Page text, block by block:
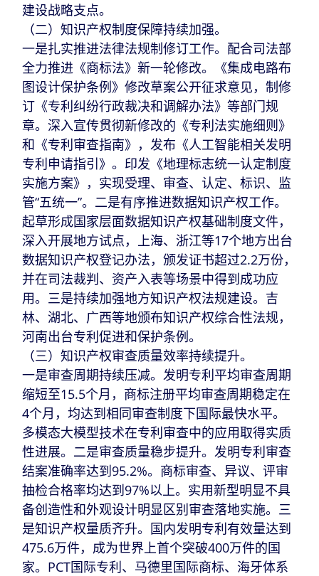
建设战略支点。
（二）知识产权制度保障持续加强。
一是扎实推进法律法规制修订工作。配合司法部
全力推进《商标法》新一轮修改。《集成电路布
图设计保护条例》修改草案公开征求意见，制修
订《专利纠纷行政裁决和调解办法》等部门规
章。深入宣传贯彻新修改的《专利法实施细则》
和《专利审查指南》，发布《人工智能相关发明
专利申请指引》。印发《地理标志统一认定制度
实施方案》，实现受理、审查、认定、标识、监
管“五统一”。二是有序推进数据知识产权工作。
起草形成国家层面数据知识产权基础制度文件，
深入开展地方试点，上海、浙江等17个地方出台
数据知识产权登记办法，颁发证书超过2.2万份，
并在司法裁判、资产入表等场景中得到成功应
用。三是持续加强地方知识产权法规建设。吉
林、湖北、广西等地颁布知识产权综合性法规，
河南出台专利促进和保护条例。
（三）知识产权审查质量效率持续提升。
一是审查周期持续压减。发明专利平均审查周期
缩短至15.5个月，商标注册平均审查周期稳定在
4个月，均达到相同审查制度下国际最快水平。
多模态大模型技术在专利审查中的应用取得实质
性进展。二是审查质量稳步提升。发明专利审查
结案准确率达到95.2%。商标审查、异议、评审
抽检合格率均达到97%以上。实用新型明显不具
备创造性和外观设计明显区别审查落地实施。三
是知识产权量质齐升。国内发明专利有效量达到
475.6万件，成为世界上首个突破400万件的国
家。PCT国际专利、马德里国际商标、海牙体系